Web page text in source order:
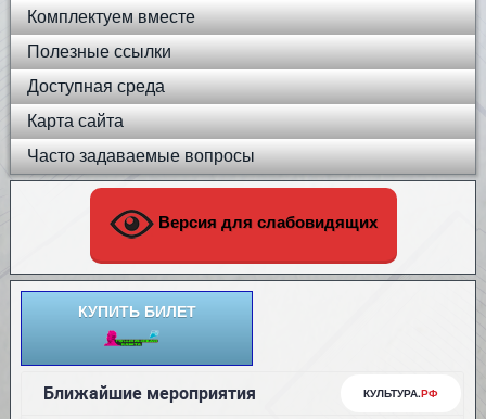
Комплектуем вместе
Полезные ссылки
Доступная среда
Карта сайта
Часто задаваемые вопросы
Версия для слабовидящих
КУПИТЬ БИЛЕТ